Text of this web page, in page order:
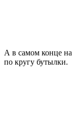
А в самом конце
по кругу бутылки.